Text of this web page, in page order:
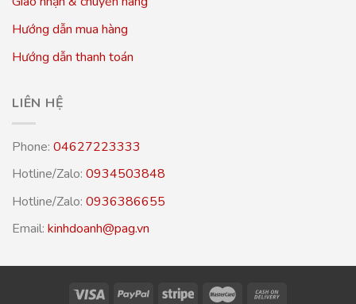
Hướng dẫn mua hàng
Hướng dẫn thanh toán
LIÊN HỆ
Phone: 04627223333
Hotline/Zalo: 0934503848
Hotline/Zalo: 0936386655
Email: kinhdoanh@pag.vn